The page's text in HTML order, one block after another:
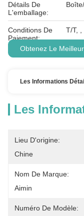
Détails De
L'emballage:
Conditions De
Paiement:
T/T,
Obtenez Le
Les Informations
Les
Lieu D'origine:
Chine
Nom De Marque:
Aimin
Numéro De Modèle: